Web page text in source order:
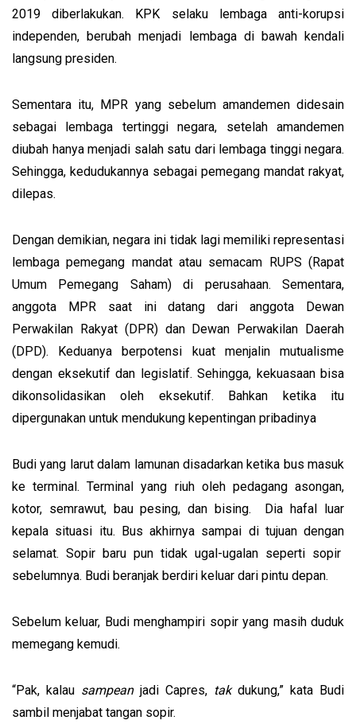
2019 diberlakukan. KPK selaku lembaga anti-korupsi
independen, berubah menjadi lembaga di bawah kendali
langsung presiden.
Sementara itu, MPR yang sebelum amandemen didesain
sebagai lembaga tertinggi negara, setelah amandemen
diubah hanya menjadi salah satu dari lembaga tinggi negara.
Sehingga, kedudukannya sebagai pemegang mandat rakyat,
dilepas.
Dengan demikian, negara ini tidak lagi memiliki representasi
lembaga pemegang mandat atau semacam RUPS (Rapat
Umum Pemegang Saham) di perusahaan. Sementara,
anggota MPR saat ini datang dari anggota Dewan
Perwakilan Rakyat (DPR) dan Dewan Perwakilan Daerah
(DPD). Keduanya berpotensi kuat menjalin mutualisme
dengan eksekutif dan legislatif. Sehingga, kekuasaan bisa
dikonsolidasikan oleh eksekutif. Bahkan ketika itu
dipergunakan untuk mendukung kepentingan pribadinya
Budi yang larut dalam lamunan disadarkan ketika bus masuk
ke terminal. Terminal yang riuh oleh pedagang asongan,
kotor, semrawut, bau pesing, dan bising. Dia hafal luar
kepala situasi itu. Bus akhirnya sampai di tujuan dengan
selamat. Sopir baru pun tidak ugal-ugalan seperti sopir
sebelumnya. Budi beranjak berdiri keluar dari pintu depan.
Sebelum keluar, Budi menghampiri sopir yang masih duduk
memegang kemudi.
“Pak, kalau sampean jadi Capres, tak dukung,” kata Budi
sambil menjabat tangan sopir.